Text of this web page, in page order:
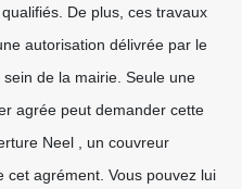
De plus, ces travaux
autorisation délivrée par le
de la mairie. Seule une
agrée peut demander cette
Neel , un couvreur
cet agrément. Vous pouvez lui